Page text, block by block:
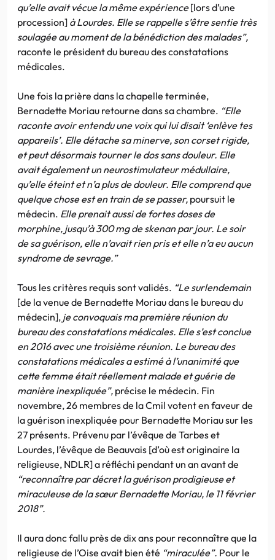
qu’elle avait vécue la même expérience[lors d’une
procession] à Lourdes. Elle se rappelle s’être sentie très
soulagée au moment de la bénédiction des malades”,
raconte le président du bureau des constatations
médicales.
Une fois la prière dans la chapelle terminée,
Bernadette Moriau retourne dans sa chambre. “Elle
raconte avoir entendu une voix qui lui disait ‘enlève tes
appareils’. Elle détache sa minerve, son corset rigide,
et peut désormais tourner le dos sans douleur. Elle
avait également un neurostimulateur médullaire,
qu’elle éteint et n’a plus de douleur. Elle comprend que
quelque chose est en train de se passer, poursuit le
médecin. Elle prenait aussi de fortes doses de
morphine, jusqu’à 300 mg de skenan par jour. Le soir
de sa guérison, elle n’avait rien pris et elle n’a eu aucun
syndrome de sevrage.”
Tous les critères requis sont validés. “Le surlendemain
[de la venue de Bernadette Moriau dans le bureau du
médecin], je convoquais ma première réunion du
bureau des constatations médicales. Elle s’est conclue
en 2016 avec une troisième réunion. Le bureau des
constatations médicales a estimé à l’unanimité que
cette femme était réellement malade et guérie de
manière inexpliquée”, précise le médecin. Fin
novembre, 26 membres de la Cmil votent en faveur de
la guérison inexpliquée pour Bernadette Moriau sur les
27 présents. Prévenu par l’évêque de Tarbes et
Lourdes, l’évêque de Beauvais [d’où est originaire la
religieuse, NDLR] a réfléchi pendant un an avant de
“reconnaître par décret la guérison prodigieuse et
miraculeuse de la sœur Bernadette Moriau, le 11 février
2018”.
Il aura donc fallu près de dix ans pour reconnaître que la
religieuse de l’Oise avait bien été “miraculée”. Pour le